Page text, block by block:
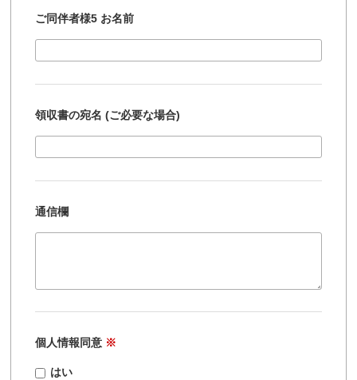
ご同伴者様5 お名前
領収書の宛名 (ご必要な場合)
通信欄
個人情報同意 ※
はい